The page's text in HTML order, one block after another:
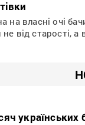
на власні очі
від старості, а
українських